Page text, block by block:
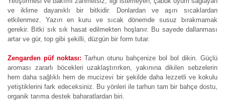
ve iklime dayanıklı bir bitkidir. Donlardan ve aşırı sıcaklardan
etkilenmez. Yazın en kuru ve sıcak dönemde susuz bırakmamak
gerekir. Bitki sık sık hasat edilmekten hoşlanır. Bu sayede dallanması
artar ve gür, top gibi şekilli, düzgün bir form tutar.
Zengarden püf noktası: Tarhun otunu bahçenize bol bol dikin. Güçlü
aroması zararlı böcekleri uzaklaştırırken, yakınına dikilen sebzelerin
hem daha sağlıklı hem de mucizevi bir şekilde daha lezzetli ve kokulu
yetiştiklerini fark edeceksiniz. Bu yönleri ile tarhun tam bir bahçe dostu,
organik tarıma destek baharatlardan biri.